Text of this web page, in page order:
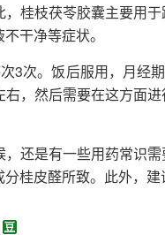
桂枝茯苓胶囊主要用
干净等症状。
3次。饭后服用，月经
，然后需要在这方面
还是有一些用药常识
桂皮醛所致。此外，